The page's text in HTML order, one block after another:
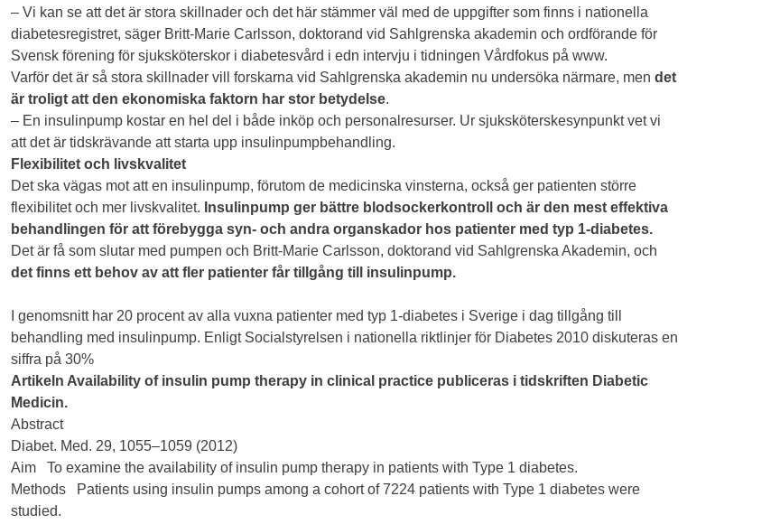
– Vi kan se att det är stora skillnader och det här stämmer väl med de uppgifter som finns i nationella
diabetesregistret, säger Britt-Marie Carlsson, doktorand vid Sahlgrenska akademin och ordförande för
Svensk förening för sjuksköterskor i diabetesvård i edn intervju i tidningen Vårdfokus på www.
Varför det är så stora skillnader vill forskarna vid Sahlgrenska akademin nu undersöka närmare, men det
är troligt att den ekonomiska faktorn har stor betydelse.
– En insulinpump kostar en hel del i både inköp och personalresurser. Ur sjuksköterskesynpunkt vet vi
att det är tidskrävande att starta upp insulinpumpbehandling.
Flexibilitet och livskvalitet
Det ska vägas mot att en insulinpump, förutom de medicinska vinsterna, också ger patienten större
flexibilitet och mer livskvalitet. Insulinpump ger bättre blodsockerkontroll och är den mest effektiva
behandlingen för att förebygga syn- och andra organskador hos patienter med typ 1-diabetes.
Det är få som slutar med pumpen och Britt-Marie Carlsson, doktorand vid Sahlgrenska Akademin, och
det finns ett behov av att fler patienter får tillgång till insulinpump.
I genomsnitt har 20 procent av alla vuxna patienter med typ 1-diabetes i Sverige i dag tillgång till
behandling med insulinpump. Enligt Socialstyrelsen i nationella riktlinjer för Diabetes 2010 diskuteras en
siffra på 30%
Artikeln Availability of insulin pump therapy in clinical practice publiceras i tidskriften Diabetic
Medicin.
Abstract
Diabet. Med. 29, 1055–1059 (2012)
Aim To examine the availability of insulin pump therapy in patients with Type 1 diabetes.
Methods Patients using insulin pumps among a cohort of 7224 patients with Type 1 diabetes were
studied.